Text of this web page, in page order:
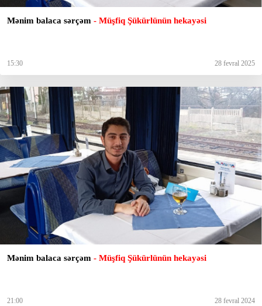
Mənim balaca sərçəm - Müşfiq Şükürlünün hekayəsi
15:30 28 fevral 2025
Mənim balaca sərçəm - Müşfiq Şükürlünün hekayəsi
21:00 28 fevral 2024